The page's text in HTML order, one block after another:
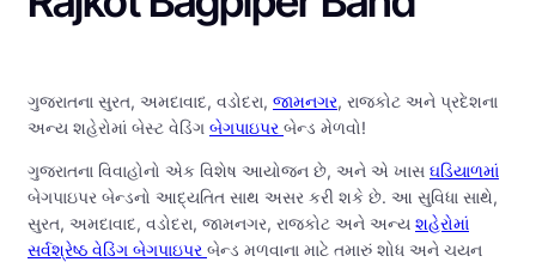
ગુજરાતના સુરત, અમદાવાદ, વડોદરા, જામનગર, રાજકોટ અને પ્રદેશના
અન્ય શહેરોમાં બેસ્ટ વેડિંગ બેગપાઇપર બેન્ડ મેળવો!
ગુજરાતના વિવાહોનો એક વિશેષ આયોજન છે, અને એ ખાસ ઘડિયાળમાં
બેગપાઇપર બેન્ડનો આદ્યતિત સાથ અસર કરી શકે છે. આ સુવિધા સાથે,
સુરત, અમદાવાદ, વડોદરા, જામનગર, રાજકોટ અને અન્ય શહેરોમાં
સર્વશ્રેષ્ઠ વેડિંગ બેગપાઇપર બેન્ડ મળવાના માટે તમારું શોધ અને ચયન